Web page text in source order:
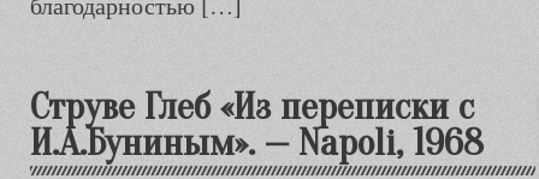
Струве Глеб «Из переписки с
И.А.Буниным». — Napoli, 1968